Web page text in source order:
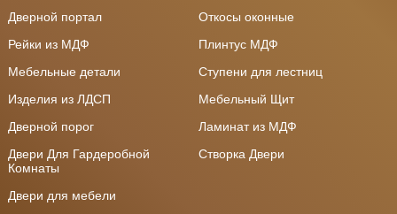
Дверной портал
Откосы оконные
Рейки из МДФ
Плинтус МДФ
Мебельные детали
Ступени для лестниц
Изделия из ЛДСП
Мебельный Щит
Дверной порог
Ламинат из МДФ
Двери Для Гардеробной
Комнаты
Створка Двери
Двери для мебели